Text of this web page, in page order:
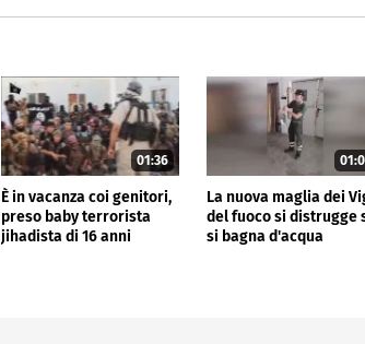
01:36
È in vacanza coi genitori,
preso baby terrorista
jihadista di 16 anni
La nuova maglia dei
del fuoco si distrugge
si bagna d'acqua